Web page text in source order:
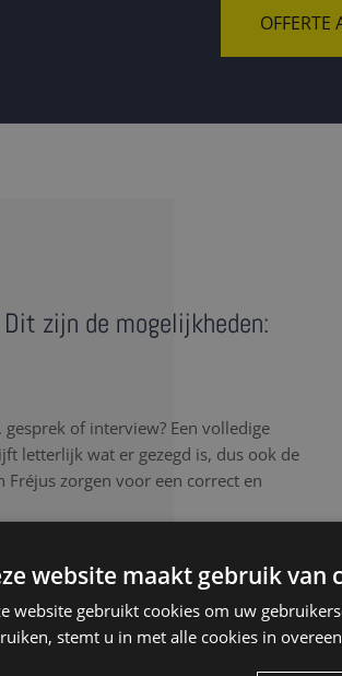
OFFERTE
zijn de mogelijkheden:
of interview? Een volledige
letterlijk wat er gezegd is, dus ook de
Fréjus zorgen voor een correct en
als u letterlijk elk detail van het
herhalingen, spreektaal of afgebroken
genoteerd, ongeacht de samenhang
notulisten luisteren aandachtig, werken
letter voor letter uit.
website maakt gebruik van
website gebruikt cookies om uw
stemt u in met alle cookies in